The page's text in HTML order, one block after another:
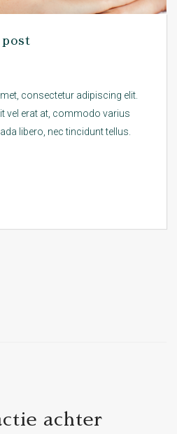
consectetur adipiscing elit.
vel erat at, commodo varius
libero, nec tincidunt tellus.
achter